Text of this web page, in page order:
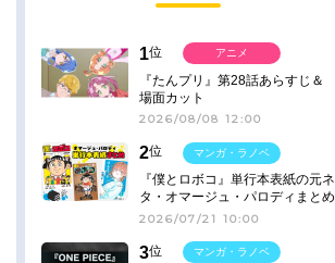
1位
『たんプリ』第28話あらすじ＆
場面カット
2026/08/08 12:00
アニメ
2位
『僕とロボコ』単行本表紙の元ネ
タ・オマージュ・パロディまとめ
2026/07/21 10:00
マンガ・ラノベ
3位
マンガ・ラノベ